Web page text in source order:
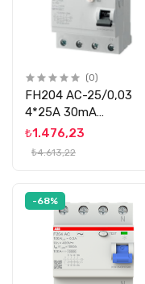
(0)
FH204 AC-25/0,03
4*25A 30mA
KÇK.AK.ROLE ABB
₺1.476,23
₺4.613,22
-68%